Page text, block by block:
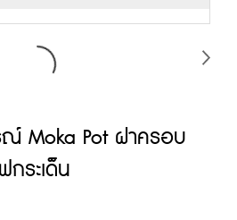
ณ์ Moka Pot ฝาครอบ
ระเด็น